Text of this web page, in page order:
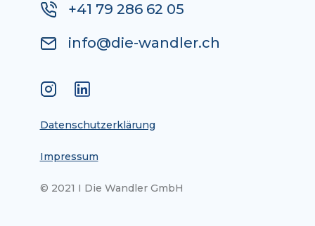
+41 79 286 62 05
info@die-wandler.ch
Datenschutzerklärung
Impressum
© 2021 I Die Wandler GmbH